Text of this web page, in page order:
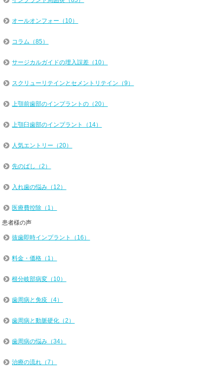
オールオンフォー（10）
コラム（85）
サージカルガイドの埋入誤差（10）
スクリューリテインとセメントリテイン（9）
上顎前歯部のインプラントの（20）
上顎臼歯部のインプラント（14）
人気エントリー（20）
先のばし（2）
入れ歯の悩み（12）
医療費控除（1）
患者様の声
抜歯即時インプラント（16）
料金・価格（1）
根分岐部病変（10）
歯周病と免疫（4）
歯周病と動脈硬化（2）
歯周病の悩み（34）
治療の流れ（7）